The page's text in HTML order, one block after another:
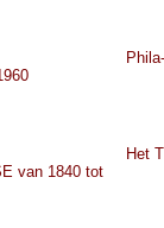
van 1840 tot
Het